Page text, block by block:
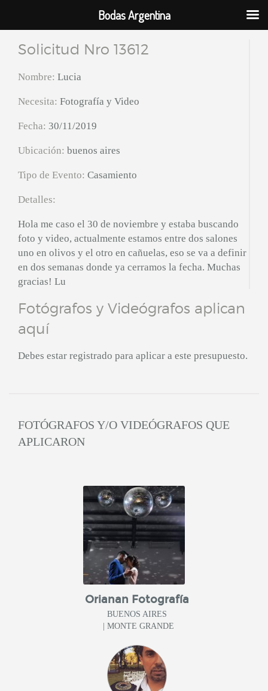
Solicitud Nro 13612
Nombre: Lucia
Necesita: Fotografía y Video
Fecha: 30/11/2019
Ubicación: buenos aires
Tipo de Evento: Casamiento
Detalles:
Hola me caso el 30 de noviembre y estaba buscando
foto y video, actualmente estamos entre dos salones
uno en olivos y el otro en cañuelas, eso se va a definir
en dos semanas donde ya cerramos la fecha. Muchas
gracias! Lu
Fotógrafos y Videógrafos aplican
aquí
Debes estar registrado para aplicar a este presupuesto.
FOTÓGRAFOS Y/O VIDEÓGRAFOS QUE
APLICARON
Orianan Fotografía
BUENOS AIRES
| MONTE GRANDE
Bodas Argentina